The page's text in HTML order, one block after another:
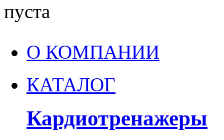
пуста
О КОМПАНИИ
КАТАЛОГ
Кардиотренажеры